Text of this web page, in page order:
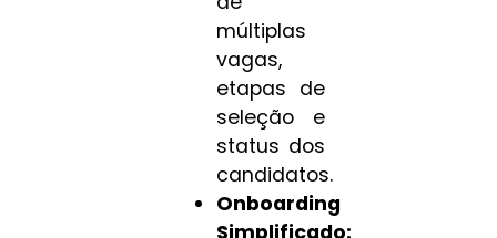
múltiplas
vagas,
etapas de
seleção e
status dos
candidatos.
Onboarding